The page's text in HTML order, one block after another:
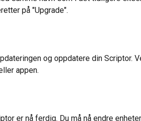
på "Upgrade".
og oppdatere din Scriptor.
appen.
er nå ferdig. Du må nå endre